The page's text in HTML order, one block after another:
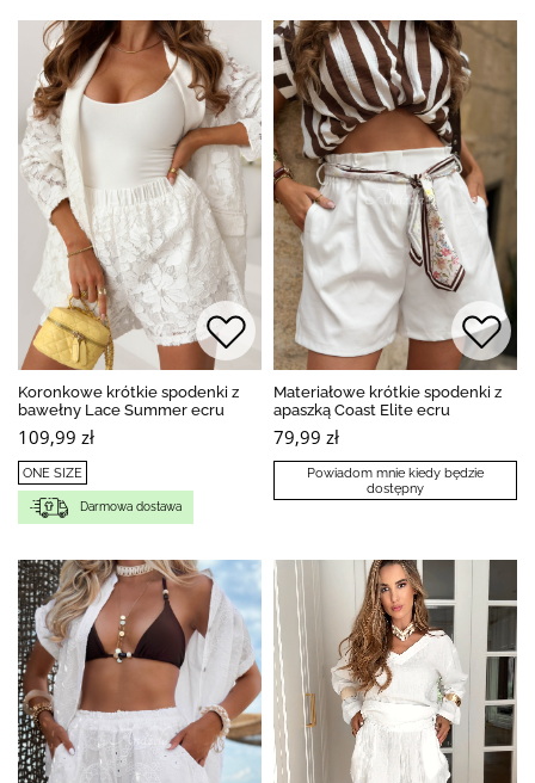
Koronkowe krótkie spodenki z
bawełny Lace Summer ecru
109,99 zł
ONE SIZE
Darmowa dostawa
Materiałowe krótkie spodenki z
apaszką Coast Elite ecru
79,99 zł
Powiadom mnie kiedy będzie
dostępny